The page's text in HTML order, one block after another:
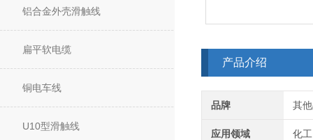
铝合金外壳滑触线
扁平软电缆
铜电车线
U10型滑触线
产品介绍
品牌 其
应用领域 化